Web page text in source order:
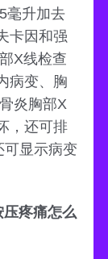
毫升加去
卡因和强
X线检查
病变、胸
炎胸部X
，还可排
可显示病变
疼痛怎么